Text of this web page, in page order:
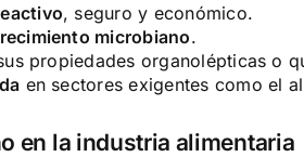
, seguro y económico.
microbiano.
propiedades organolépticas o
en sectores exigentes como el
en la industria alimentaria